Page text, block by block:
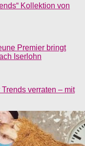
Kollektion von
Premier bringt
Iserlohn
verraten – mit